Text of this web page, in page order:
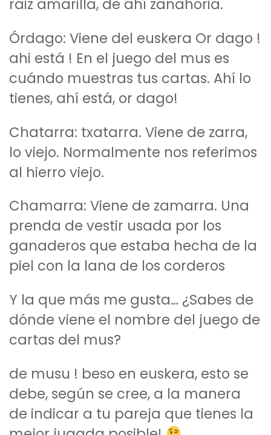
raiz amarilla, de ahí zanahoria.
Órdago: Viene del euskera Or dago !
ahi está ! En el juego del mus es
cuándo muestras tus cartas. Ahí lo
tienes, ahí está, or dago!
Chatarra: txatarra. Viene de zarra,
lo viejo. Normalmente nos referimos
al hierro viejo.
Chamarra: Viene de zamarra. Una
prenda de vestir usada por los
ganaderos que estaba hecha de la
piel con la lana de los corderos
Y la que más me gusta… ¿Sabes de
dónde viene el nombre del juego de
cartas del mus?
de musu ! beso en euskera, esto se
debe, según se cree, a la manera
de indicar a tu pareja que tienes la